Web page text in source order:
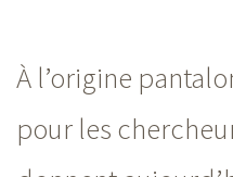
À l’origine
pour les